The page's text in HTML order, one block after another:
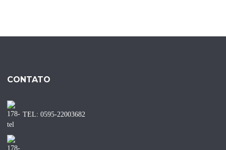
CONTATO
TEL: 0595-22003682